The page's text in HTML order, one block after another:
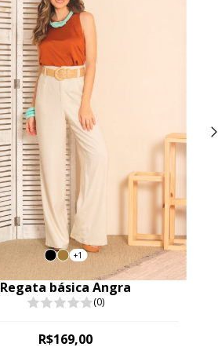
+1
Regata básica Angra
(0)
R$169,00